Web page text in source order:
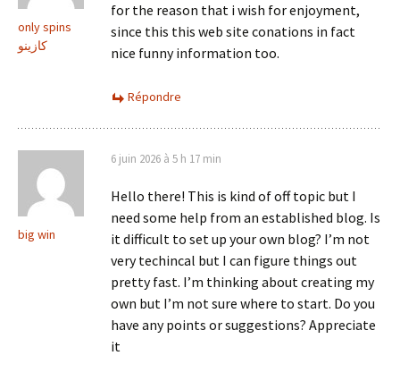
only spins
كازينو
for the reason that i wish for enjoyment,
since this this web site conations in fact
nice funny information too.
Répondre
big win
6 juin 2026 à 5 h 17 min
Hello there! This is kind of off topic but I
need some help from an established blog. Is
it difficult to set up your own blog? I’m not
very techincal but I can figure things out
pretty fast. I’m thinking about creating my
own but I’m not sure where to start. Do you
have any points or suggestions? Appreciate
it